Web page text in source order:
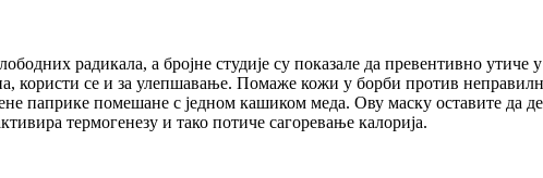
радикала, а бројне студије су показале да превентивно утиче
користи се и за улепшавање. Помаже кожи у борби против
паприке помешане с једном кашиком меда. Ову маску оставите да
термогенезу и тако потиче сагоревање калорија.